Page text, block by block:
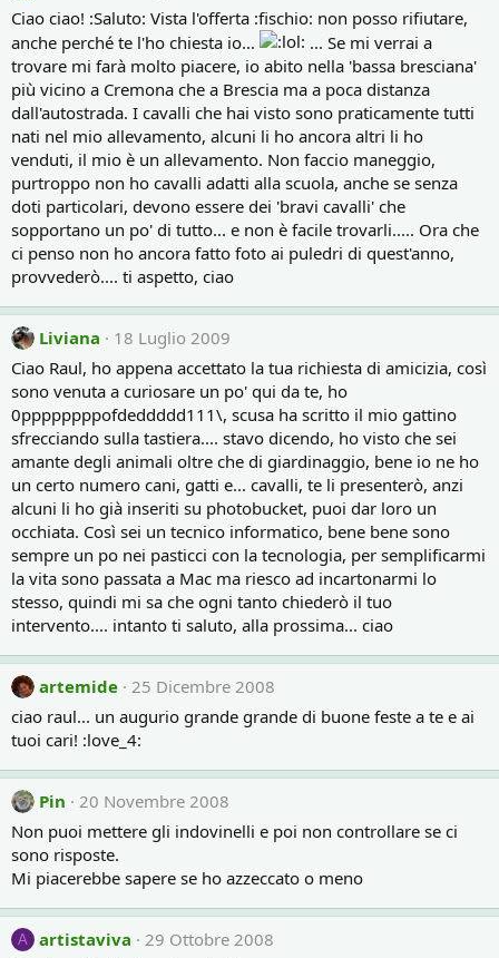
Ciao ciao! :Saluto: Vista l'offerta :fischio: non posso rifiutare,
anche perché te l'ho chiesta io...
... Se mi verrai a
trovare mi farà molto piacere, io abito nella 'bassa bresciana'
più vicino a Cremona che a Brescia ma a poca distanza
dall'autostrada. I cavalli che hai visto sono praticamente tutti
nati nel mio allevamento, alcuni li ho ancora altri li ho
venduti, il mio è un allevamento. Non faccio maneggio,
purtroppo non ho cavalli adatti alla scuola, anche se senza
doti particolari, devono essere dei 'bravi cavalli' che
sopportano un po' di tutto... e non è facile trovarli..... Ora che
ci penso non ho ancora fatto foto ai puledri di quest'anno,
provvederò.... ti aspetto, ciao
Liviana
18 Luglio 2009
Ciao Raul, ho appena accettato la tua richiesta di amicizia, così
sono venuta a curiosare un po' qui da te, ho
0ppppppppofdeddddd111\, scusa ha scritto il mio gattino
sfrecciando sulla tastiera.... stavo dicendo, ho visto che sei
amante degli animali oltre che di giardinaggio, bene io ne ho
un certo numero cani, gatti e... cavalli, te li presenterò, anzi
alcuni li ho già inseriti su photobucket, puoi dar loro un
occhiata. Così sei un tecnico informatico, bene bene sono
sempre un po nei pasticci con la tecnologia, per semplificarmi
la vita sono passata a Mac ma riesco ad incartonarmi lo
stesso, quindi mi sa che ogni tanto chiederò il tuo
intervento.... intanto ti saluto, alla prossima... ciao
artemide 25 Dicembre 2008
ciao raul... un augurio grande grande di buone feste a te e ai
tuoi cari! :love_4:
Pin
20 Novembre 2008
Non puoi mettere gli indovinelli e poi non controllare se ci
sono risposte.
Mi piacerebbe sapere se ho azzeccato o meno
A artistaviva
29 Ottobre 2008